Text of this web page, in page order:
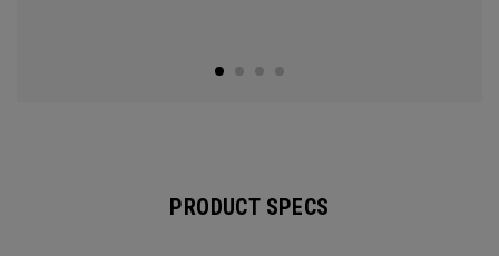
PRODUCT SPECS